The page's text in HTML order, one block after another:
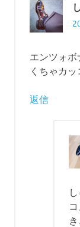
エンツォ
くちゃカッ
返信